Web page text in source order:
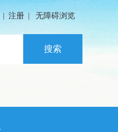
| 注册 | 无障碍浏览
搜索